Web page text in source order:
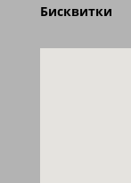
Бисквитки